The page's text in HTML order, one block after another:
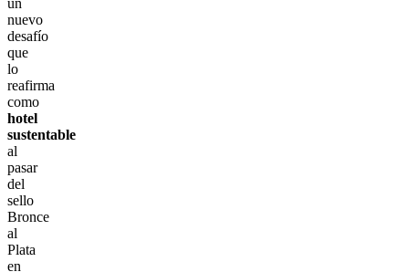
un
nuevo
desafío
que
lo
reafirma
como
hotel
sustentable
al
pasar
del
sello
Bronce
al
Plata
en